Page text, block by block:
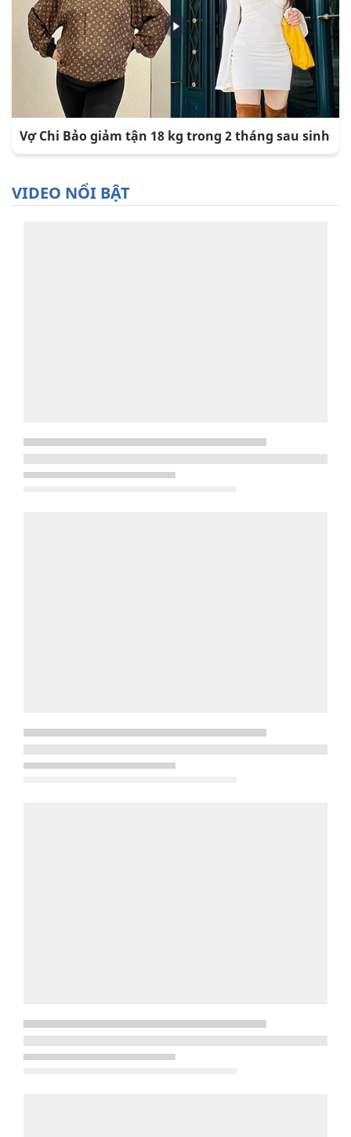
Vợ Chi Bảo giảm tận 18 kg trong 2 tháng sau sinh
VIDEO NỔI BẬT